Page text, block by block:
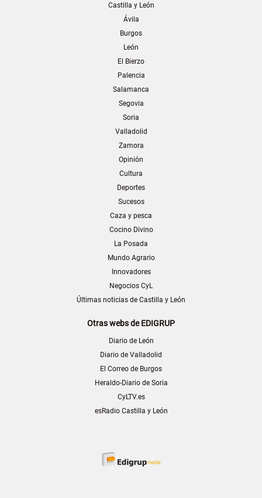
Castilla y León
Ávila
Burgos
León
El Bierzo
Palencia
Salamanca
Segovia
Soria
Valladolid
Zamora
Opinión
Cultura
Deportes
Sucesos
Caza y pesca
Cocino Divino
La Posada
Mundo Agrario
Innovadores
Negocios CyL
Últimas noticias de Castilla y León
Otras webs de EDIGRUP
Diario de León
Diario de Valladolid
El Correo de Burgos
Heraldo-Diario de Soria
CyLTV.es
esRadio Castilla y León